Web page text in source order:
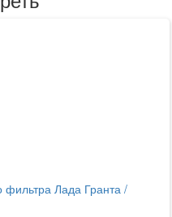
фильтра Лада Гранта /